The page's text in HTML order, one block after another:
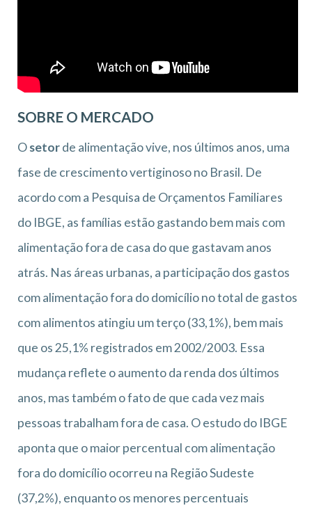
SOBRE O MERCADO
Osetorde alimentação vive, nos últimos anos, uma
fase de crescimento vertiginoso no Brasil. De
acordo com a Pesquisa de Orçamentos Familiares
do IBGE, as famílias estão gastando bem mais com
alimentação fora de casa do que gastavam anos
atrás. Nas áreas urbanas, a participação dos gastos
com alimentação fora do domicílio no total de gastos
com alimentos atingiu um terço (33,1%), bem mais
que os 25,1% registrados em 2002/2003. Essa
mudança reflete o aumento da renda dos últimos
anos, mas também o fato de que cada vez mais
pessoas trabalham fora de casa. O estudo do IBGE
aponta que o maior percentual com alimentação
fora do domicílio ocorreu na Região Sudeste
(37,2%), enquanto os menores percentuais